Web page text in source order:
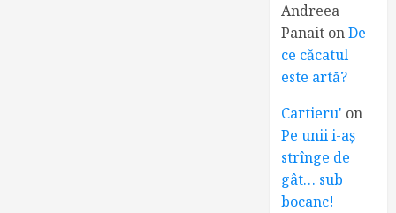
Andreea
Panait onDe
ce căcatul
este artă?
Cartieru' on
Pe unii i-aș
strînge de
gât… sub
bocanc!